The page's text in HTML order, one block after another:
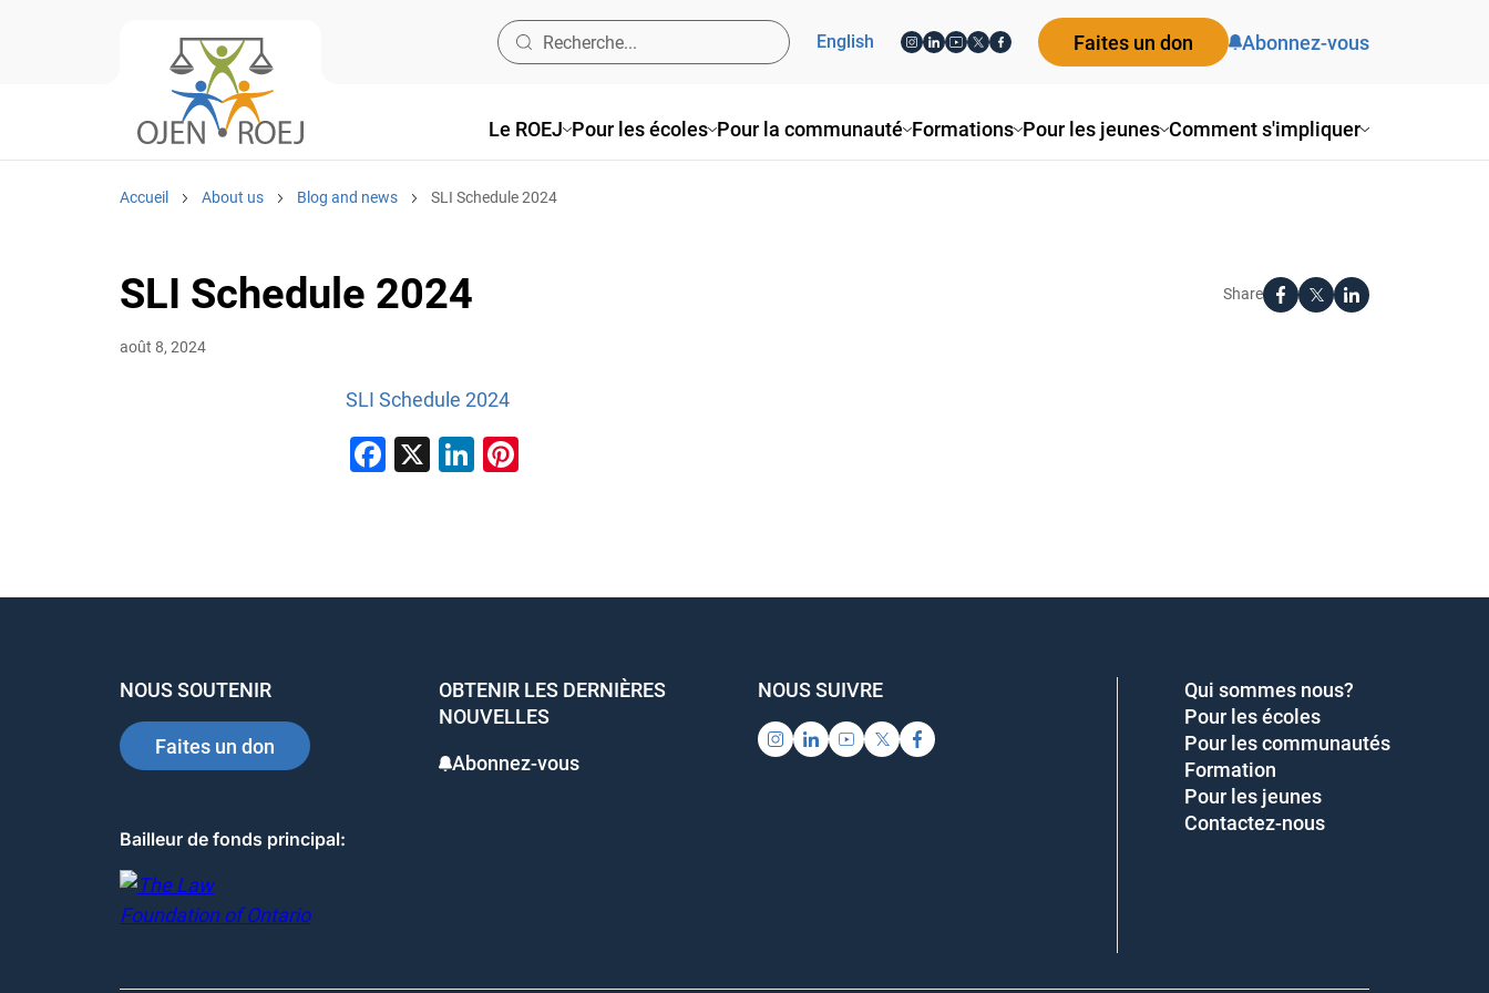
Le ROEJ Pour les écoles Pour la communauté Formations Pour les jeunes Comment s'impliquer
English Faites un don Abonnez-vous
Accueil About us Blog and news SLI Schedule 2024
SLI Schedule 2024 Share
août 8, 2024
SLI Schedule 2024
Facebook
X LinkedIn
NOUS SOUTENIR
Faites un don
OBTENIR LES DERNIÈRES
NOUVELLES
Abonnez-vous
NOUS SUIVRE
Bailleur de fonds principal:
Qui sommes nous?
Pour les écoles
Pour les communautés
Formation
Pour les jeunes
Contactez-nous